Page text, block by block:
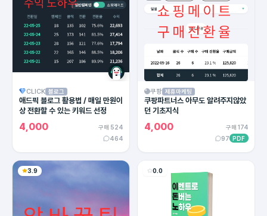
CLICK 블로그
애드픽 블로그 활용법 / 매일 만원이
상 전환할 수 있는 키워드 선정
4,000
구매 524
464
쿠팡 제휴마케팅
쿠팡파트너스 아무도 알려주지않았
던 기초지식
4,000
구매 174
97 PDF
3.9 0.0